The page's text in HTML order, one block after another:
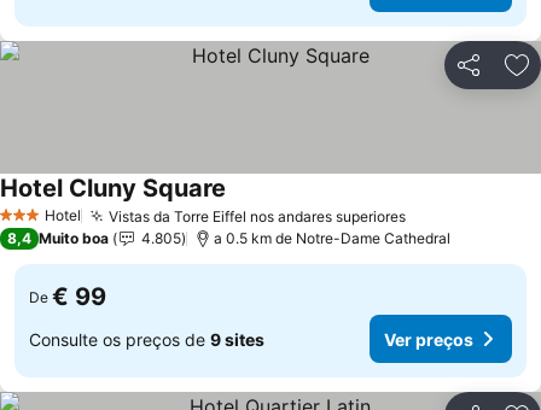
Partilhar
3 EstrelasHotel Vistas da Torre Eiffel nos andares superioresVer preços
Hotel Cluny Square
8,4 Muito boa 4.805 a 0.5 km de Notre-Dame Cathedral
De € 99
Consulte os preços de 9 sites Ver preços